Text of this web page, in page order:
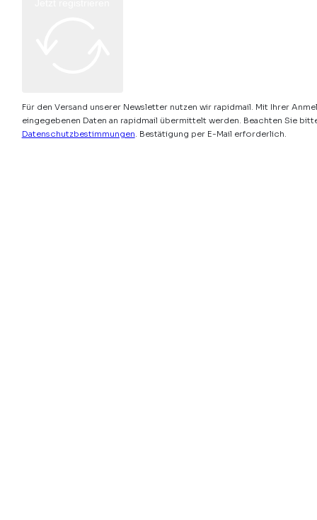
Für den Versand unserer Newsletter nutzen wir rapidmail. Mit Ihrer
eingegebenen Daten an rapidmail übermittelt werden. Beachten Sie
Datenschutzbestimmungen. Bestätigung per E-Mail erforderlich.